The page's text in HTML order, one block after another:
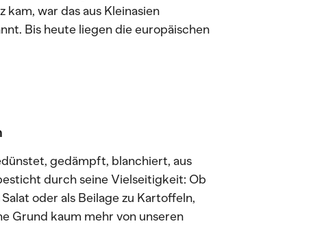
war das aus Kleinasien
Bis heute liegen die europäischen
gedämpft, blanchiert, aus
durch seine Vielseitigkeit: Ob
oder als Beilage zu Kartoffeln,
Grund kaum mehr von unseren